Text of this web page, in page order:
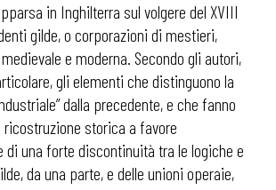
in Inghilterra sul volgere del XVIII
gilde, o corporazioni di mestieri,
e moderna. Secondo gli autori,
gli elementi che distinguono la
dalla precedente, e che fanno
ricostruzione storica a favore
di una forte discontinuità tra le logiche e
da una parte, e delle unioni operaie,